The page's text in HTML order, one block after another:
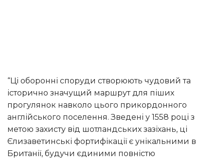
“Ці оборонні споруди створюють чудовий та
історично значущий маршрут для піших
прогулянок навколо цього прикордонного
англійського поселення. Зведені у 1558 році з
метою захисту від шотландських зазіхань, ці
Єлизаветинські фортифікації є унікальними в
Британії, будучи єдиними повністю